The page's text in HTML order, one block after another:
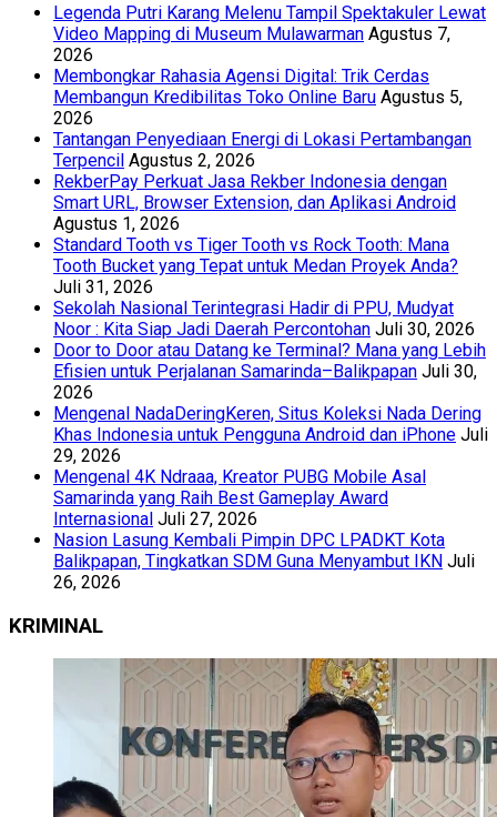
Legenda Putri Karang Melenu Tampil Spektakuler Lewat
Video Mapping di Museum Mulawarman Agustus 7,
2026
Membongkar Rahasia Agensi Digital: Trik Cerdas
Membangun Kredibilitas Toko Online Baru Agustus 5,
2026
Tantangan Penyediaan Energi di Lokasi Pertambangan
Terpencil Agustus 2, 2026
RekberPay Perkuat Jasa Rekber Indonesia dengan
Smart URL, Browser Extension, dan Aplikasi Android
Agustus 1, 2026
Standard Tooth vs Tiger Tooth vs Rock Tooth: Mana
Tooth Bucket yang Tepat untuk Medan Proyek Anda?
Juli 31, 2026
Sekolah Nasional Terintegrasi Hadir di PPU, Mudyat
Noor : Kita Siap Jadi Daerah Percontohan Juli 30, 2026
Door to Door atau Datang ke Terminal? Mana yang Lebih
Efisien untuk Perjalanan Samarinda–Balikpapan Juli 30,
2026
Mengenal NadaDeringKeren, Situs Koleksi Nada Dering
Khas Indonesia untuk Pengguna Android dan iPhone Juli
29, 2026
Mengenal 4K Ndraaa, Kreator PUBG Mobile Asal
Samarinda yang Raih Best Gameplay Award
Internasional Juli 27, 2026
Nasion Lasung Kembali Pimpin DPC LPADKT Kota
Balikpapan, Tingkatkan SDM Guna Menyambut IKN Juli
26, 2026
KRIMINAL